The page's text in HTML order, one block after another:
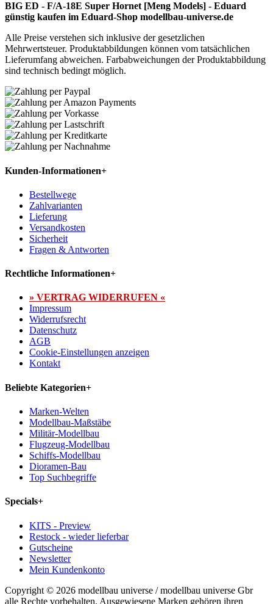
BIG ED - F/A-18E Super Hornet [Meng Models] - Eduard
günstig kaufen im Eduard-Shop modellbau-universe.de
Alle Preise verstehen sich inklusive der gesetzlichen
Mehrwertsteuer. Produktabbildungen können vom tatsächlichen
Lieferumfang abweichen. Farbabweichungen der Produktabbildung
sind technisch bedingt möglich.
Kunden-Informationen+
Bestellwege
Zahlvarianten
Lieferung
Versandkosten
Sicherheit
Fragen & Antworten
Rechtliche Informationen+
» VERTRAG WIDERRUFEN «
Impressum
Widerrufsrecht
Datenschutz
AGB
Cookie-Einstellungen anzeigen
Kontakt
Beliebte Kategorien+
Marken-Welten
Modellbau-Maßstäbe
Militär-Modellbau
Flugzeug-Modellbau
Schiffs-Modellbau
Dioramen-Bau
Top Suchbegriffe
Specials+
KITS - Preview
Restock - wieder lieferbar
Gutscheine
Newsletter
Mein Kundenkonto
Copyright © 2026 modellbau universe / modellbau universe Gbr
alle Rechte vorbehalten. Ausgewiesene Marken gehören ihren